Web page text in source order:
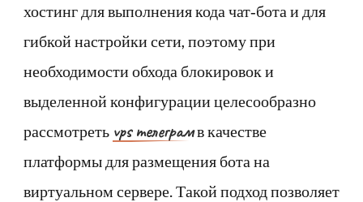
хостинг для выполнения кода чат‑бота и для
гибкой настройки сети, поэтому при
необходимости обхода блокировок и
выделенной конфигурации целесообразно
рассмотреть vps телеграмв качестве
платформы для размещения бота на
виртуальном сервере. Такой подход позволяет